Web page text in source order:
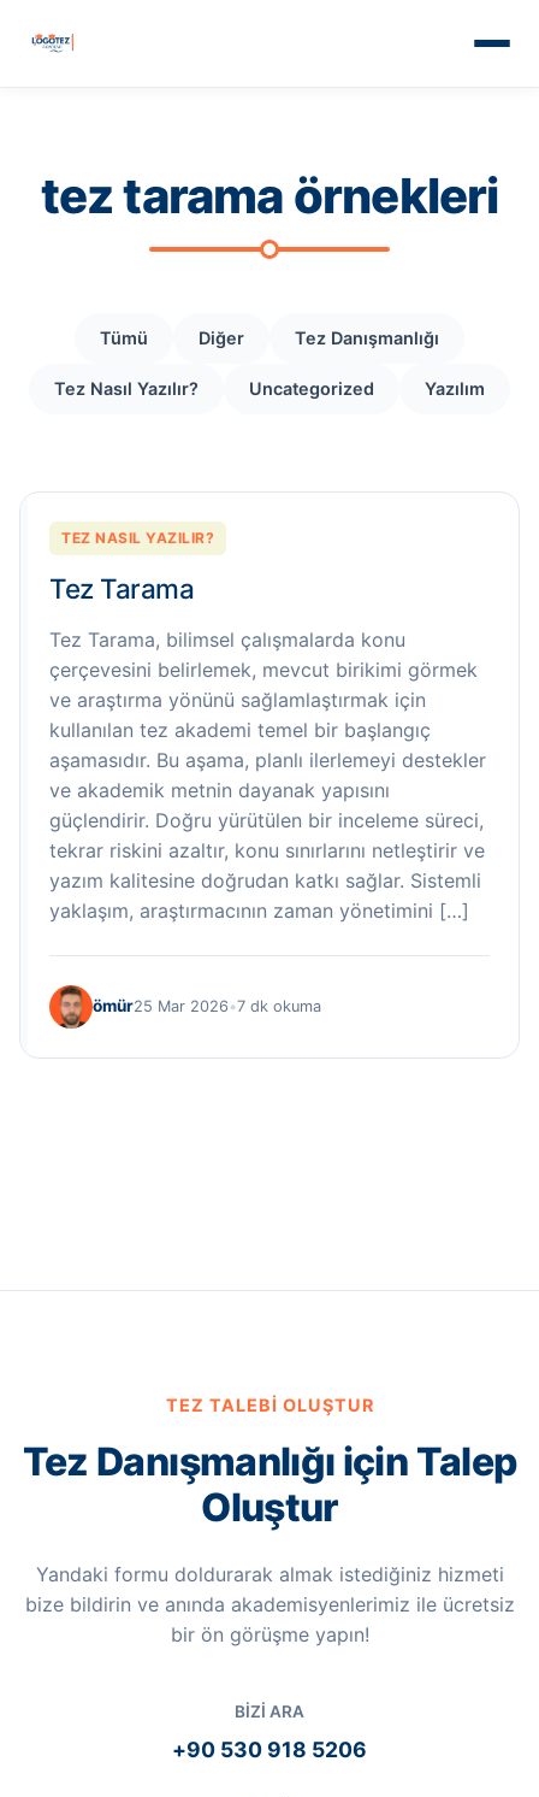
tez tarama örnekleri
Tümü Diğer Tez Danışmanlığı
Tez Nasıl Yazılır? Uncategorized Yazılım
TEZ NASIL YAZILIR?
Tez Tarama
Tez Tarama, bilimsel çalışmalarda konu
çerçevesini belirlemek, mevcut birikimi görmek
ve araştırma yönünü sağlamlaştırmak için
kullanılan tez akademi temel bir başlangıç
aşamasıdır. Bu aşama, planlı ilerlemeyi destekler
ve akademik metnin dayanak yapısını
güçlendirir. Doğru yürütülen bir inceleme süreci,
tekrar riskini azaltır, konu sınırlarını netleştirir ve
yazım kalitesine doğrudan katkı sağlar. Sistemli
yaklaşım, araştırmacının zaman yönetimini […]
ömür25 Mar 2026 •7 dk okuma
TEZ TALEBI OLUŞTUR
Tez Danışmanlığı için Talep
Oluştur
Yandaki formu doldurarak almak istediğiniz hizmeti
bize bildirin ve anında akademisyenlerimiz ile ücretsiz
bir ön görüşme yapın!
BIZI ARA
+90 530 918 5206